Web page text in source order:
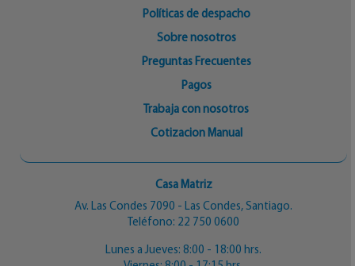
Políticas de despacho
Sobre nosotros
Preguntas Frecuentes
Pagos
Trabaja con nosotros
Cotizacion Manual
Casa Matriz
Av. Las Condes 7090 - Las Condes, Santiago.
Teléfono: 22 750 0600
Lunes a Jueves: 8:00 - 18:00 hrs.